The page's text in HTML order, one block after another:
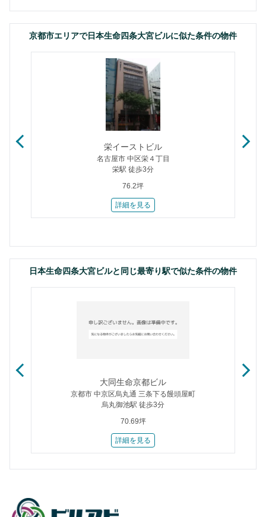
京都市エリアで日本生命四条大宮ビルに似た条件の物件
栄イーストビル
名古屋市 中区栄４丁目
栄駅 徒歩3分
76.2坪
詳細を見る
日本生命四条大宮ビルと同じ最寄り駅で似た条件の物件
大同生命京都ビル
京都市 中京区烏丸通 三条下る饅頭屋町
烏丸御池駅 徒歩3分
70.69坪
詳細を見る